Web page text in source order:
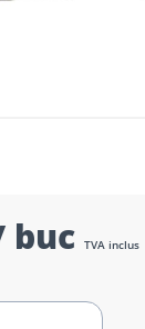
buc TVA inclus